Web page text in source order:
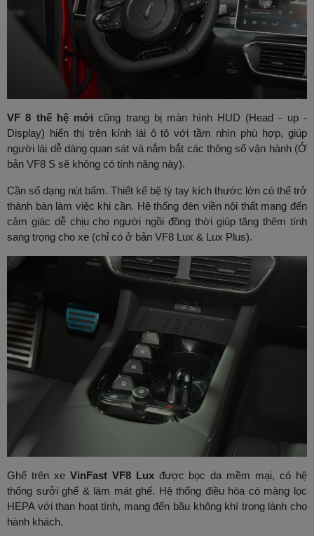
VF 8 thế hệ mới cũng trang bị màn hình HUD (Head - up -
Display) hiển thị trên kính lái ô tô với tầm nhìn phù hợp, giúp
người lái dễ dàng quan sát và nắm bắt các thông số vận hành (Ở
bản VF8 S sẽ không có tính năng này).
Cần số dạng nút bấm. Thiết kế bệ tỳ tay kích thước lớn có thể trở
thành bàn làm việc khi cần. Hệ thống đèn viền nội thất mang đến
cảm giác dễ chịu cho người ngồi đồng thời giúp tăng thêm tính
sang trọng cho xe (chỉ có ở bản VF8 Lux & Lux Plus).
Ghế trên xe VinFast VF8 Luxđược bọc da mềm mại, có hệ
thống sưởi ghế & làm mát ghế. Hệ thống điều hòa có màng lọc
HEPA với than hoạt tính, mang đến bầu không khí trong lành cho
hành khách.